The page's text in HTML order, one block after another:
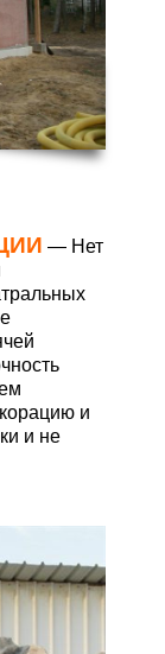
— Нет
и
и не